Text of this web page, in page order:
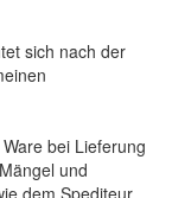
sich nach der
bei Lieferung
und
dem Spediteur